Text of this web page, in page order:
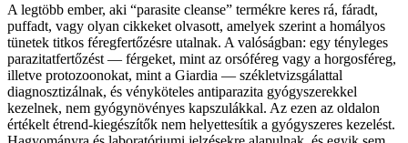
A legtöbb ember, aki “parasite cleanse” termékre keres rá, fáradt,
puffadt, vagy olyan cikkeket olvasott, amelyek szerint a homályos
tünetek titkos féregfertőzésre utalnak. A valóságban: egy tényleges
parazitatfertőzést — férgeket, mint az orsóféreg vagy a horgosféreg,
illetve protozoonokat, mint a Giardia — székletvizsgálattal
diagnosztizálnak, és vényköteles antiparazita gyógyszerekkel
kezelnek, nem gyógynövényes kapszulákkal. Az ezen az oldalon
értékelt étrend-kiegészítők nem helyettesítik a gyógyszeres kezelést.